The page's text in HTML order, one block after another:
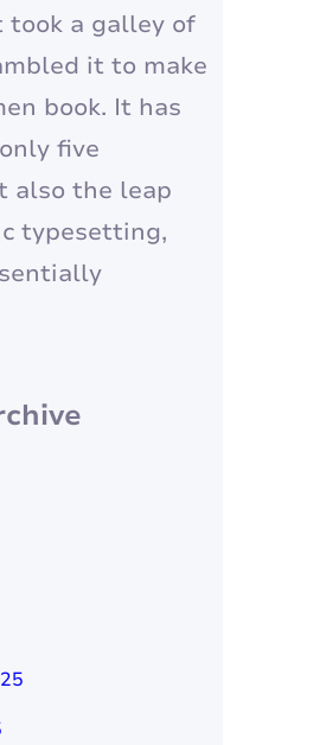
a galley of
it to make
book. It has
five
also the leap
typesetting,